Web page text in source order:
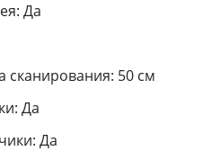
Да
сканирования: 50 см
Да
Да